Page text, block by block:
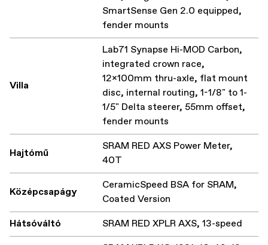
SmartSense Gen 2.0 equipped,
fender mounts
Villa
Lab71 Synapse Hi-MOD Carbon,
integrated crown race,
12x100mm thru-axle, flat mount
disc, internal routing, 1-1/8" to 1-
1/5" Delta steerer, 55mm offset,
fender mounts
Hajtómű
SRAM RED AXS Power Meter,
40T
Középcsapágy
CeramicSpeed BSA for SRAM,
Coated Version
Hátsóváltó
SRAM RED XPLR AXS, 13-speed